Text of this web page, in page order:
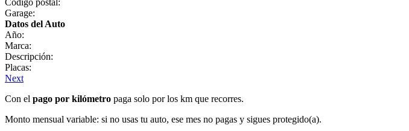
Garage:
Datos del Auto
Año:
Marca:
Descripción:
Placas:
Next
Con el pago por kilómetro paga solo por los km que recorres.
Monto mensual variable: si no usas tu auto, ese mes no pagas y sigues protegido(a).